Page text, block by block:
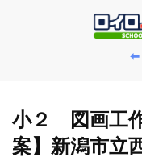
⬅️
小２ 図画工
案】新潟市立